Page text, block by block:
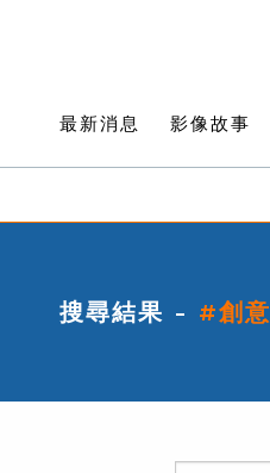
最新消息 影像故事
搜尋結果 - #創意